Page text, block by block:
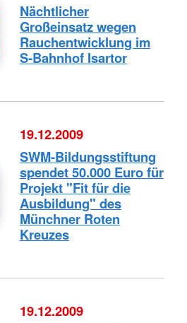
Nächtlicher
Großeinsatz wegen
Rauchentwicklung im
S-Bahnhof Isartor
19.12.2009
SWM-Bildungsstiftung
spendet 50.000 Euro für
Projekt "Fit für die
Ausbildung" des
Münchner Roten
Kreuzes
19.12.2009